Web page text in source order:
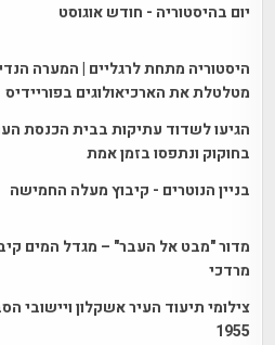
יום בהיסטוריה - חודש אוגוסט
היסטוריה מתחת לרגליים | המערה
מטלטלת את הארכיאולוגים בפוריידיס
הגיעו לשדוד עתיקות בבית הכנסת
בחוקוק ונתפסו בזמן אמת
בניין הנוטרים - קיבוץ מעלה החמישה
מדור "מבט אל העבר" – מגדל המים
מרדכי
צילומי תיעוד העיר אשקלון ויישובי
1955